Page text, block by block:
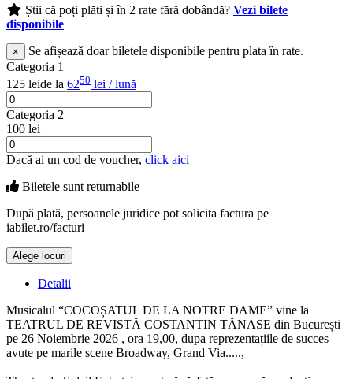
Știi că poți plăti și în 2 rate fără dobândă? Vezi bilete
disponibile
×
Se afișează doar biletele disponibile pentru plata în rate.
Categoria 1
125 leide la 6250 lei / lună
Categoria 2
100 lei
Dacă ai un cod de voucher, click aici
Biletele sunt returnabile
După plată, persoanele juridice pot solicita factura pe
iabilet.ro/facturi
Alege locuri
Detalii
Musicalul “COCOȘATUL DE LA NOTRE DAME” vine la
TEATRUL DE REVISTĂ COSTANTIN TĂNASE din București
pe 26 Noiembrie 2026 , ora 19,00, dupa reprezentațiile de succes
avute pe marile scene Broadway, Grand Via.....,